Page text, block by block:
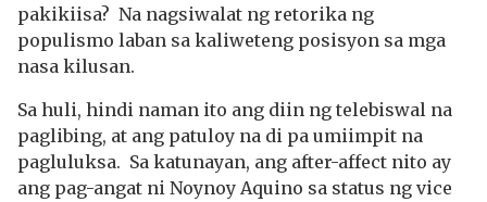
pakikiisa? Na nagsiwalat ng retorika ng
populismo laban sa kaliweteng posisyon sa mga
nasa kilusan.
Sa huli, hindi naman ito ang diin ng telebiswal na
paglibing, at ang patuloy na di pa umiimpit na
pagluluksa. Sa katunayan, ang after-affect nito ay
ang pag-angat ni Noynoy Aquino sa status ng vice